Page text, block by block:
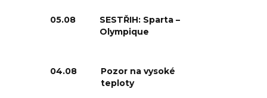
05.08
SESTŘIH: Sparta –
Olympique
04.08
Pozor na vysoké
teploty